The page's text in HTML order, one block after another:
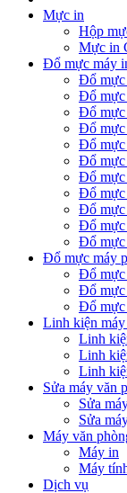
Mực in
Hộp
Mực in
Đổ mực máy
Đổ mực
Đổ mực
Đổ mực
Đổ mực
Đổ mực
Đổ mực
Đổ mực
Đổ mực
Đổ mực
Đổ mực
Đổ mực
Đổ mực máy
Đổ mực
Đổ mực
Đổ mực
Linh kiện
Linh
Linh
Linh
Sửa máy văn
Sửa
Sửa
Máy văn
Máy in
Máy
Dịch vụ